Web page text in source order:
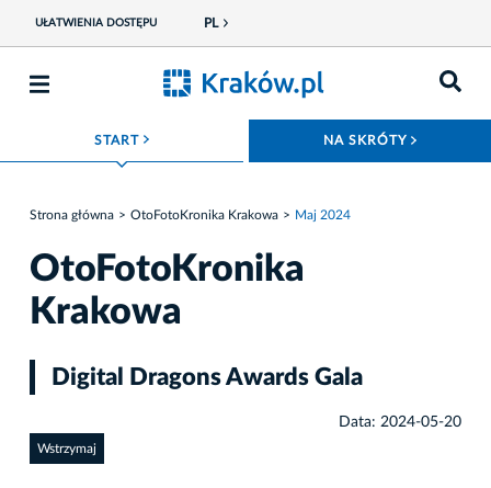
UŁATWIENIA DOSTĘPU PL
START ROZWIŃ MENU NA SKRÓTY
Strona główna OtoFotoKronika Krakowa Maj 2024
OtoFotoKronika
Krakowa
Digital Dragons Awards Gala
Data: 2024-05-20
Wstrzymaj